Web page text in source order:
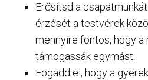
Erősítsd a
érzését a testvérek
mennyire fontos, hogy a
támogassák egymást.
Fogadd el, hogy a